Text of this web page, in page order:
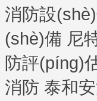
消防設
(shè)備 尼
防評(píng)
消防 泰和